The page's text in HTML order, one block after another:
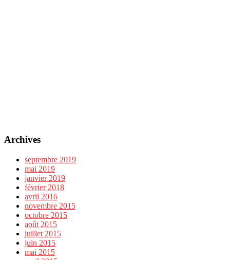
Archives
septembre 2019
mai 2019
janvier 2019
février 2018
avril 2016
novembre 2015
octobre 2015
août 2015
juillet 2015
juin 2015
mai 2015